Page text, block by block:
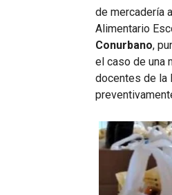
de mercadería
Alimentario
Conurbano,
el caso de una
docentes de la